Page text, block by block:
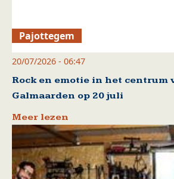
Pajottegem
20/07/2026 - 06:47
Rock en emotie in het centrum
Galmaarden op 20 juli
Meer lezen